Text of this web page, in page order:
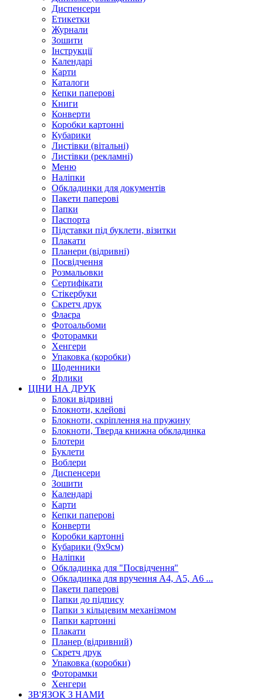
Диспенсери
Етикетки
Журнали
Зошити
Інструкції
Календарі
Карти
Каталоги
Кепки паперові
Книги
Конверти
Коробки картонні
Кубарики
Листівки (вітальні)
Листівки (рекламні)
Меню
Наліпки
Обкладинки для документів
Пакети паперові
Папки
Паспорта
Підставки під буклети, візитки
Плакати
Планери (відривні)
Посвідчення
Розмальовки
Сертифікати
Стікербуки
Скретч друк
Флаєра
Фотоальбоми
Фоторамки
Хенгери
Упаковка (коробки)
Щоденники
Ярлики
ЦІНИ НА ДРУК
Блоки відривні
Блокноти, клейові
Блокноти, скріплення на пружину
Блокноти, Тверда книжна обкладинка
Блотери
Буклети
Воблери
Диспенсери
Зошити
Календарі
Карти
Кепки паперові
Конверти
Коробки картонні
Кубарики (9х9см)
Наліпки
Обкладинка для "Посвідчення"
Обкладинка для вручення А4, А5, А6 ...
Пакети паперові
Папки до підпису
Папки з кільцевим механізмом
Папки картонні
Плакати
Планер (відривний)
Скретч друк
Упаковка (коробки)
Фоторамки
Хенгери
ЗВ'ЯЗОК З НАМИ